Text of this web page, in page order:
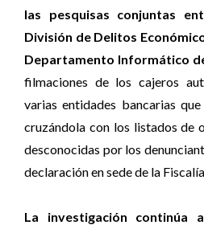
las pesquisas conjuntas
División de Delitos
Departamento Informático
filmaciones de los cajeros
varias entidades bancarias
cruzándola con los listados de
desconocidas por los
declaración en sede de la
La investigación continúa